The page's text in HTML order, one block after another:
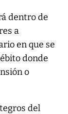
dentro de
a
en que se
donde
o
del